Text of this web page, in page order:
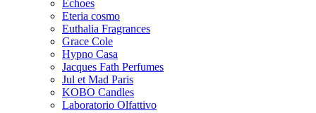
Echoes
Eteria cosmo
Euthalia Fragrances
Grace Cole
Hypno Casa
Jacques Fath Perfumes
Jul et Mad Paris
KOBO Candles
Laboratorio Olfattivo